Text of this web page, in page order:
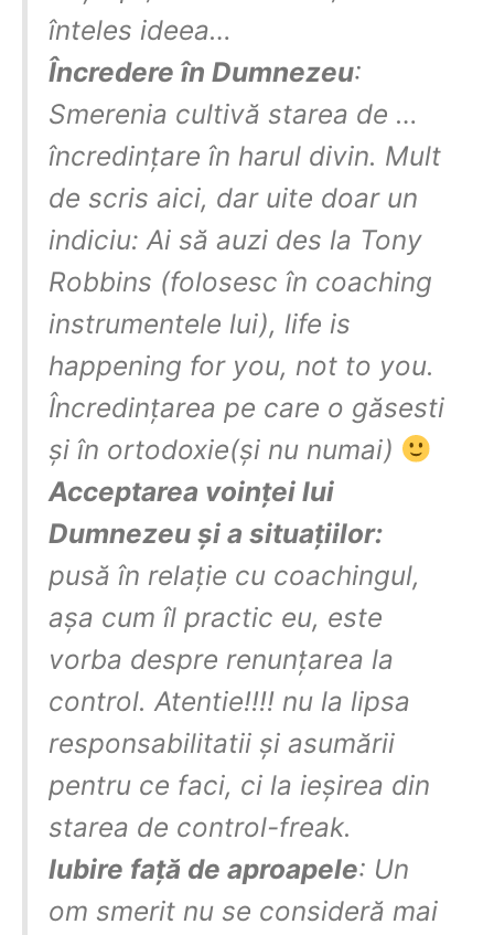
înteles ideea…
Încredere în Dumnezeu:
Smerenia cultivă starea de …
încredințare în harul divin. Mult
de scris aici, dar uite doar un
indiciu: Ai să auzi des la Tony
Robbins (folosesc în coaching
instrumentele lui), life is
happening for you, not to you.
Încredințarea pe care o găsesti
și în ortodoxie(și nu numai)
Acceptarea voinței lui
Dumnezeu și a situațiilor:
pusă în relație cu coachingul,
așa cum îl practic eu, este
vorba despre renunțarea la
control. Atentie!!!! nu la lipsa
responsabilitatii și asumării
pentru ce faci, ci la ieșirea din
starea de control-freak.
Iubire față de aproapele: Un
om smerit nu se consideră mai